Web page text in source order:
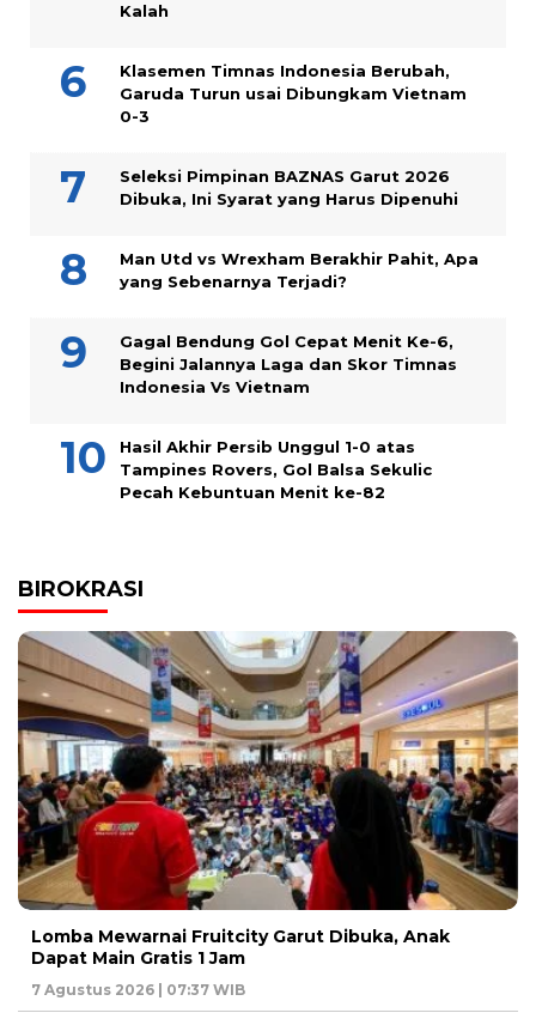
Kalah
Klasemen Timnas Indonesia Berubah,
Garuda Turun usai Dibungkam Vietnam
0-3
Seleksi Pimpinan BAZNAS Garut 2026
Dibuka, Ini Syarat yang Harus Dipenuhi
Man Utd vs Wrexham Berakhir Pahit, Apa
yang Sebenarnya Terjadi?
Gagal Bendung Gol Cepat Menit Ke-6,
Begini Jalannya Laga dan Skor Timnas
Indonesia Vs Vietnam
Hasil Akhir Persib Unggul 1-0 atas
Tampines Rovers, Gol Balsa Sekulic
Pecah Kebuntuan Menit ke-82
BIROKRASI
Lomba Mewarnai Fruitcity Garut Dibuka, Anak
Dapat Main Gratis 1 Jam
7 Agustus 2026 | 07:37 WIB